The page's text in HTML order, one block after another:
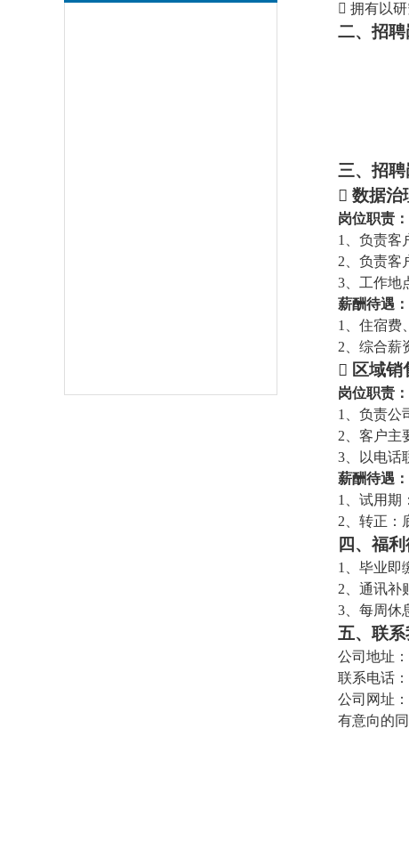
 拥有以
二、招
三、招
 数据治
岗位职责：
1、负责客
2、负责客
3、工作地
薪酬待遇：
1、住宿费
2、综合薪
 区域销
岗位职责：
1、负责公
2、客户主
3、以电话
薪酬待遇：
1、试用期
2、转正：
四、福
1、毕业即
2、通讯补
3、每周休
五、联系
公司地址
联系电话：
公司网址
有意向的